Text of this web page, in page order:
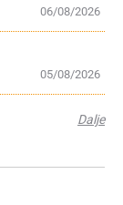
06/08/2026
05/08/2026
Dalje